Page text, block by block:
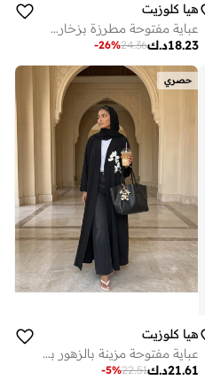
هيا كلوزيت
عباية مفتوحة مطرزة بزخارف زهور وياقة على شكل
د.ك18.23
24.36
-26%
حصري
هيا كلوزيت
عباية مفتوحة مزينة بالزهور بياقة مطوية
د.ك21.61
22.51
-5%